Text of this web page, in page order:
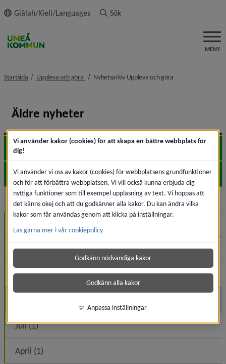
innehållet
Giälah/Kieli/Languages Sök
MENY
Startsida Uppleva och göra nivå i brödsmulenavigeringen
Nyhetsarkiv Uppleva och göranivå i
Äldre nyheter
2026
2025
2024
November (3)
Oktober (1)
Juli (1)
April (1)
Vi använder kakor (cookies) för att skapa en bättre webbplats för
dig!
Vi använder vi oss av kakor (cookies) för webbplatsens grundfunktioner
och för att förbättra webbplatsen. Vi vill också kunna erbjuda dig
nyttiga funktioner som till exempel uppläsning av text. Vi hoppas att
det känns okej och att du godkänner alla kakor. Du kan ändra vilka
kakor som får användas genom att klicka på inställningar.
Läs gärna mer i vår cookiepolicy
Godkänn nödvändiga kakor
Godkänn alla kakor
Anpassa inställningar